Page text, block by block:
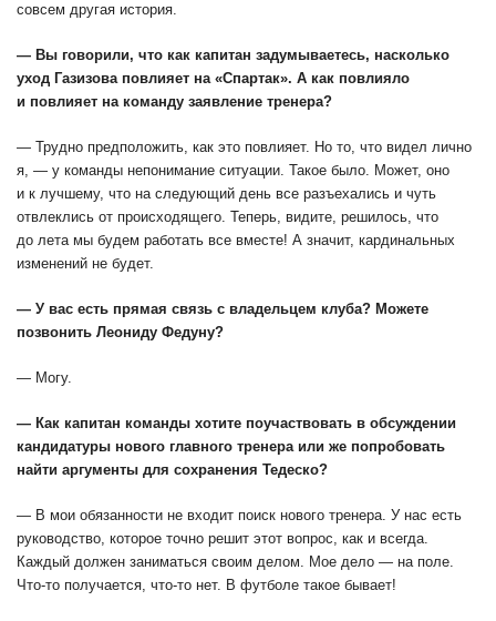
совсем другая история.
— Вы говорили, что как капитан задумываетесь, насколько
уход Газизова повлияет на «Спартак». А как повлияло
и повлияет на команду заявление тренера?
— Трудно предположить, как это повлияет. Но то, что видел лично
я, — у команды непонимание ситуации. Такое было. Может, оно
и к лучшему, что на следующий день все разъехались и чуть
отвлеклись от происходящего. Теперь, видите, решилось, что
до лета мы будем работать все вместе! А значит, кардинальных
изменений не будет.
— У вас есть прямая связь с владельцем клуба? Можете
позвонить Леониду Федуну?
— Могу.
— Как капитан команды хотите поучаствовать в обсуждении
кандидатуры нового главного тренера или же попробовать
найти аргументы для сохранения Тедеско?
— В мои обязанности не входит поиск нового тренера. У нас есть
руководство, которое точно решит этот вопрос, как и всегда.
Каждый должен заниматься своим делом. Мое дело — на поле.
Что-то получается, что-то нет. В футболе такое бывает!